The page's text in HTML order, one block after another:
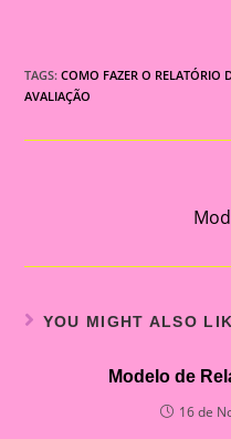
TAGS:COMO FAZER O RELATÓRIO
AVALIAÇÃO
YOU MIGHT ALSO
Modelo de
16 de